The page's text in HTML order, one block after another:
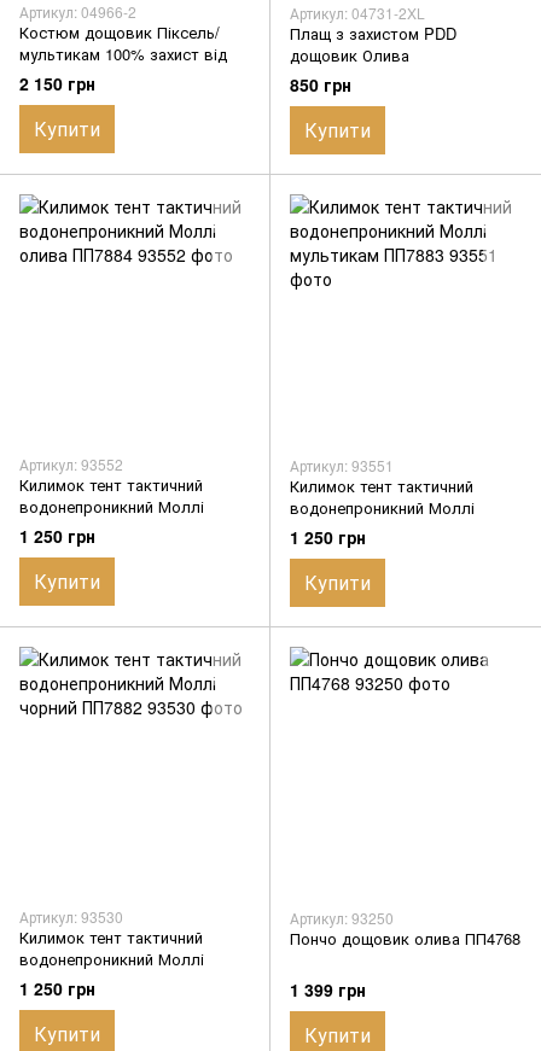
Артикул: 04966-2
Костюм дощовик Піксель/
мультикам 100% захист від
дощу
2 150 грн
Купити
Артикул: 04731-2XL
Плащ з захистом PDD
дощовик Олива
850 грн
Купити
Артикул: 93552
Килимок тент тактичний
водонепроникний Моллі
олива ПП7884
1 250 грн
Купити
Артикул: 93551
Килимок тент тактичний
водонепроникний Моллі
мультикам ПП7883
1 250 грн
Купити
Артикул: 93530
Килимок тент тактичний
водонепроникний Моллі
чорний ПП7882
1 250 грн
Купити
Артикул: 93250
Пончо дощовик олива ПП4768
1 399 грн
Купити